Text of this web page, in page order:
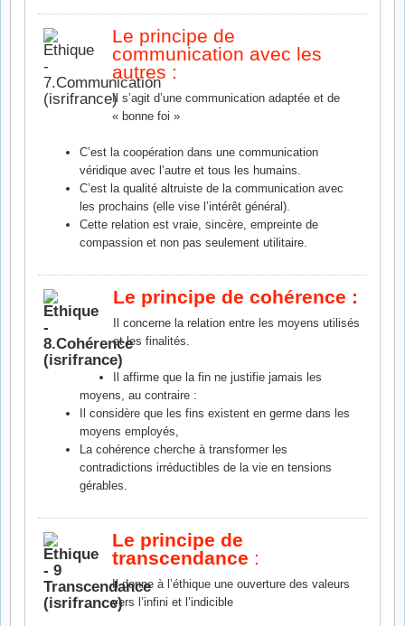
Le principe de
communication avec les
autres :
Il s’agit d’une communication adaptée et de
« bonne foi »
C’est la coopération dans une communication
véridique avec l’autre et tous les humains.
C’est la qualité altruiste de la communication avec
les prochains (elle vise l’intérêt général).
Cette relation est vraie, sincère, empreinte de
compassion et non pas seulement utilitaire.
Le principe de cohérence :
Il concerne la relation entre les moyens utilisés
et les finalités.
Il affirme que la fin ne justifie jamais les
moyens, au contraire :
Il considère que les fins existent en germe dans les
moyens employés,
La cohérence cherche à transformer les
contradictions irréductibles de la vie en tensions
gérables.
Le principe de
transcendance :
Il donne à l’éthique une ouverture des valeurs
vers l’infini et l’indicible